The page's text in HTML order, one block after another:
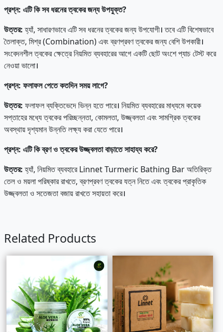
প্রশ্ন: এটিকিসব ধরনেরত্বকেরজন্যউপযুক্ত?
উত্তর:হ্যাঁ, সাধারণভাবে এটি সব ধরনের ত্বকের জন্য উপযোগী। তবে এটি বিশেষভাবে
তৈলাক্ত, মিশ্র (Combination) এবং ব্রণপ্রবণ ত্বকের জন্য বেশি উপকারী।
সংবেদনশীল ত্বকের ক্ষেত্রে নিয়মিত ব্যবহারের আগে একটি ছোট অংশে প্যাচ টেস্ট করে
নেওয়া ভালো।
প্রশ্ন: ফলাফলপেতেকতদিনসময়লাগে?
উত্তর: ফলাফল ব্যক্তিভেদে ভিন্ন হতে পারে। নিয়মিত ব্যবহারের মাধ্যমে কয়েক
সপ্তাহের মধ্যে ত্বকের পরিচ্ছন্নতা, কোমলতা, উজ্জ্বলতা এবং সামগ্রিক ত্বকের
অবস্থায় দৃশ্যমান উন্নতি লক্ষ্য করা যেতে পারে।
প্রশ্ন: এটিকিব্রণওত্বকেরউজ্জ্বলতাবাড়াতেসাহায্যকরে?
উত্তর:হ্যাঁ, নিয়মিত ব্যবহারে Linnet Turmeric Bathing Bar অতিরিক্ত
তেল ও ময়লা পরিষ্কার রাখতে, ব্রণপ্রবণ ত্বকের যত্ন নিতে এবং ত্বকের প্রাকৃতিক
উজ্জ্বলতা ও সতেজতা বজায় রাখতে সহায়তা করে।
Related Products